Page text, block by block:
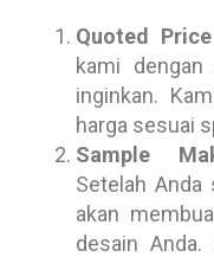
Quoted
kami
inginkan.
harga sesuai
Sample
Setelah Anda
akan
desain